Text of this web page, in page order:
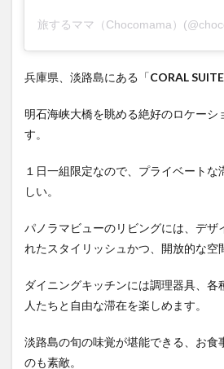
兵庫県、淡路島にある「CORAL
明石海峡大橋を眺める絶好のロケーシ
す。
１日一組限定なので、プライベートな
しい。
パノラマビューのリビングには、デザ
れたスタイリッシュかつ、開放的な空
ダイニングキッチンには調理器具、各
人たちと自由な滞在を楽しめます。
淡路島の旬の味覚が堪能できる、お⾷
のも素敵。